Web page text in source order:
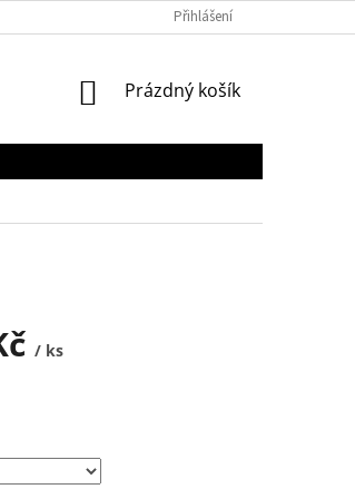
Přihlášení
NÁKUPNÍ
Prázdný košík
/ ks